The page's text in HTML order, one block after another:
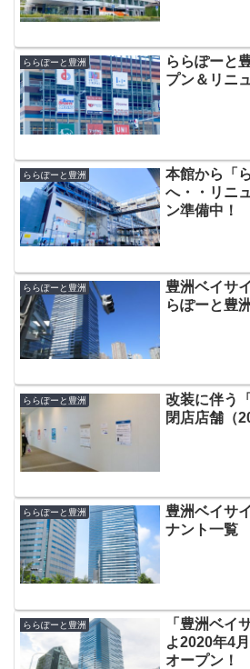
ららぽーと豊洲
ららぽーと
プン＆リニ
ららぽーと豊洲
本館から「
へ・・リニ
ン準備中！
ららぽーと豊洲
豊洲ベイサ
らぽーと豊
ららぽーと豊洲
改装に伴う
閉店店舗（
ららぽーと豊洲
豊洲ベイサ
ナント一覧
ららぽーと豊洲
「豊洲ベイ
よ2020年4
オープン！